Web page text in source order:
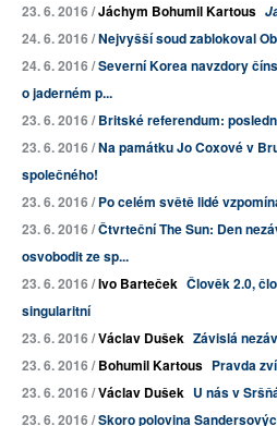
23. 6. 2016 /Jáchym Bohumil Kartous
24. 6. 2016 /Nejvyšší soud zablokoval
24. 6. 2016 /Severní Korea navzdory
o jaderném p...
23. 6. 2016 /Britské referendum:
23. 6. 2016 /Na památku Jo Coxové v
společného!
23. 6. 2016 /Po celém světě lidé
23. 6. 2016 /Čtvrteční The Sun: Den
osvobodit ze sp...
23. 6. 2016 /Ivo Barteček Člověk 2.0,
singularitní
23. 6. 2016 /Václav Dušek Závislá
23. 6. 2016 /Bohumil Kartous Pravda
23. 6. 2016 /Václav Dušek U nás v
23. 6. 2016 /Skoro polovina